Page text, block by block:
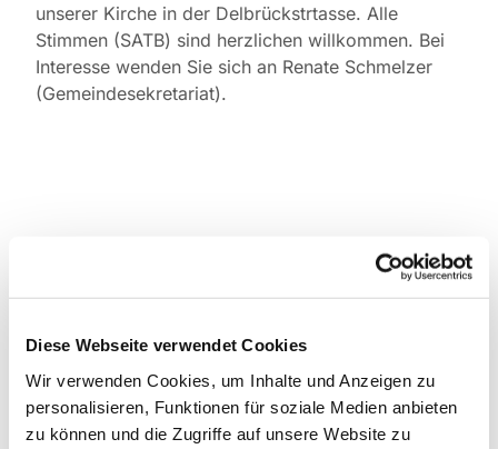
Diese Webseite verwendet Cookies
Wir verwenden Cookies, um Inhalte und Anzeigen zu
personalisieren, Funktionen für soziale Medien anbieten
zu können und die Zugriffe auf unsere Website zu
unserer Kirche in der Delbrückstrtasse. Alle
Stimmen (SATB) sind herzlichen willkommen. Bei
Interesse wenden Sie sich an Renate Schmelzer
(Gemeindesekretariat).